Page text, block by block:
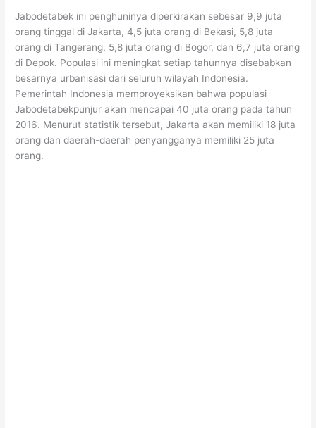
Jabodetabek ini penghuninya diperkirakan sebesar 9,9 juta
orang tinggal di Jakarta, 4,5 juta orang di Bekasi, 5,8 juta
orang di Tangerang, 5,8 juta orang di Bogor, dan 6,7 juta orang
di Depok. Populasi ini meningkat setiap tahunnya disebabkan
besarnya urbanisasi dari seluruh wilayah Indonesia.
Pemerintah Indonesia memproyeksikan bahwa populasi
Jabodetabekpunjur akan mencapai 40 juta orang pada tahun
2016. Menurut statistik tersebut, Jakarta akan memiliki 18 juta
orang dan daerah-daerah penyangganya memiliki 25 juta
orang.